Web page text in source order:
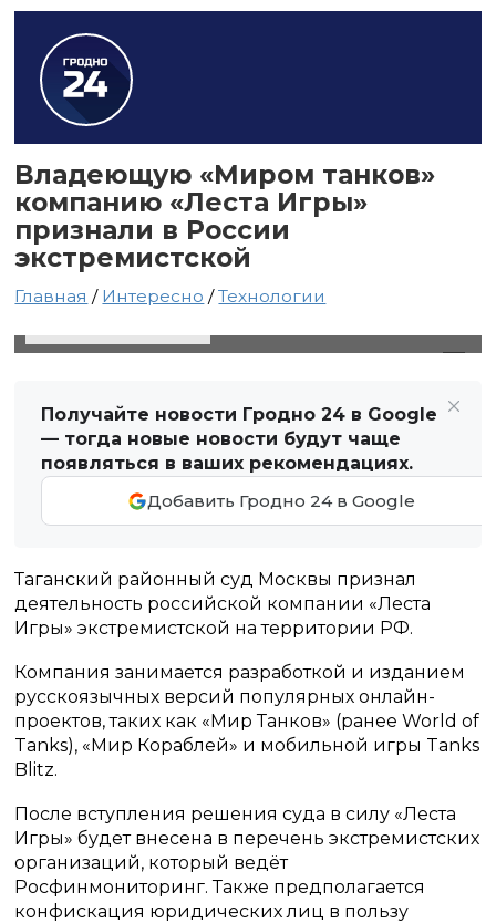
Владеющую «Миром танков»
компанию «Леста Игры»
признали в России
экстремистской
Главная / Интересно /Технологии
Получайте новости Гродно 24 в Google
— тогда новые новости будут чаще
появляться в ваших рекомендациях.
Добавить Гродно 24 в Google
Таганский районный суд Москвы признал
деятельность российской компании «Леста
Игры» экстремистской на территории РФ.
Компания занимается разработкой и изданием
русскоязычных версий популярных онлайн-
проектов, таких как «Мир Танков» (ранее World of
Tanks), «Мир Кораблей» и мобильной игры Tanks
Blitz.
После вступления решения суда в силу «Леста
Игры» будет внесена в перечень экстремистских
организаций, который ведёт
Росфинмониторинг. Также предполагается
конфискация юридических лиц в пользу